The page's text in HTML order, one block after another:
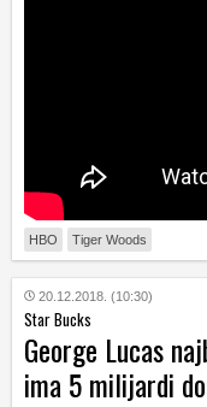
HBO Tiger Woods
20.12.2018. (10:30)
Star Bucks
George Lucas
ima 5 milijardi